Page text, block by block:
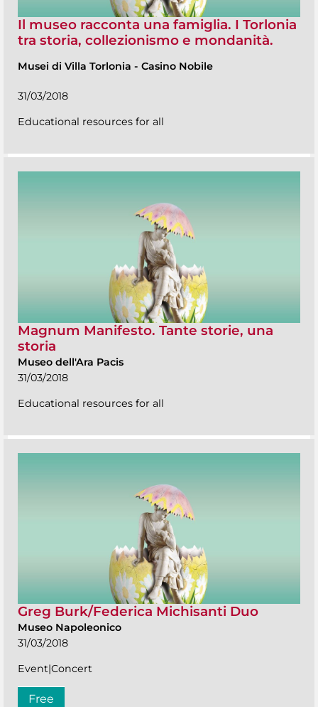
Il museo racconta una famiglia. I Torlonia
tra storia, collezionismo e mondanità.
Musei di Villa Torlonia - Casino Nobile
31/03/2018
Educational resources for all
Magnum Manifesto. Tante storie, una
storia
Museo dell'Ara Pacis
31/03/2018
Educational resources for all
Greg Burk/Federica Michisanti Duo
Museo Napoleonico
31/03/2018
Event|Concert
Free